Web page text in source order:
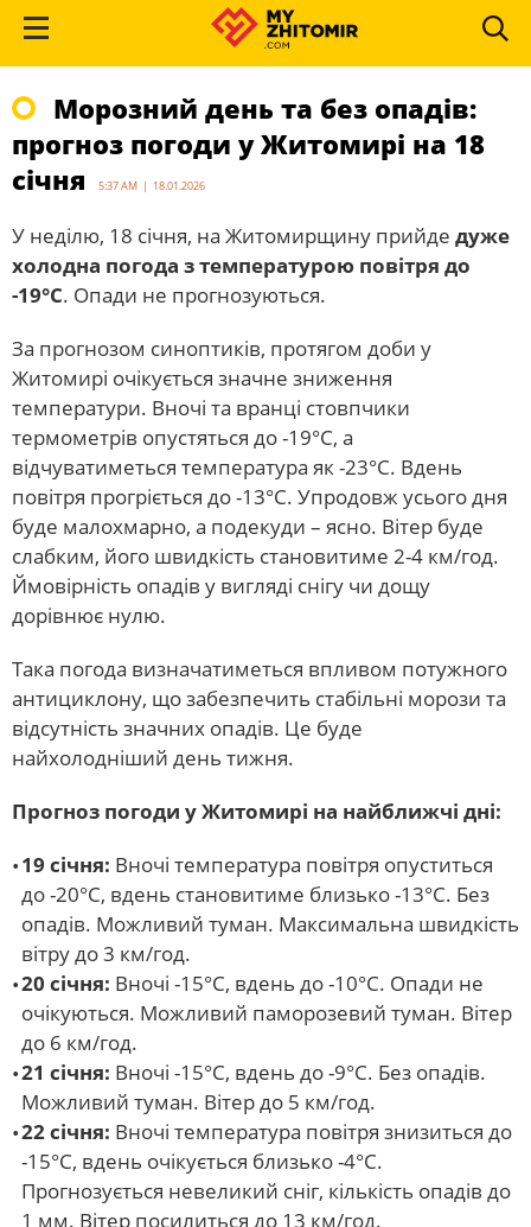
Морозний день та без опадів:
прогноз погоди у Житомирі на 18
січня
5:37 AM | 18.01.2026
У неділю, 18 січня, на Житомирщину прийде дуже
холодна погода з температурою повітря до
-19°С. Опади не прогнозуються.
За прогнозом синоптиків, протягом доби у
Житомирі очікується значне зниження
температури. Вночі та вранці стовпчики
термометрів опустяться до -19°С, а
відчуватиметься температура як -23°С. Вдень
повітря прогріється до -13°С. Упродовж усього дня
буде малохмарно, а подекуди – ясно. Вітер буде
слабким, його швидкість становитиме 2-4 км/год.
Ймовірність опадів у вигляді снігу чи дощу
дорівнює нулю.
Така погода визначатиметься впливом потужного
антициклону, що забезпечить стабільні морози та
відсутність значних опадів. Це буде
найхолодніший день тижня.
Прогноз погоди у Житомирі на найближчі дні:
19 січня: Вночі температура повітря опуститься
до -20°С, вдень становитиме близько -13°С. Без
опадів. Можливий туман. Максимальна швидкість
вітру до 3 км/год.
20 січня: Вночі -15°С, вдень до -10°С. Опади не
очікуються. Можливий паморозевий туман. Вітер
до 6 км/год.
21 січня: Вночі -15°С, вдень до -9°С. Без опадів.
Можливий туман. Вітер до 5 км/год.
22 січня: Вночі температура повітря знизиться до
-15°С, вдень очікується близько -4°С.
Прогнозується невеликий сніг, кількість опадів до
1 мм. Вітер посилиться до 13 км/год.